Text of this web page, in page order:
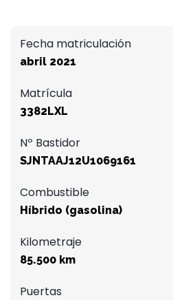
Fecha matriculación
abril 2021
Matrícula
3382LXL
Nº Bastidor
SJNTAAJ12U1069161
Combustible
Híbrido (gasolina)
Kilometraje
85.500 km
Puertas